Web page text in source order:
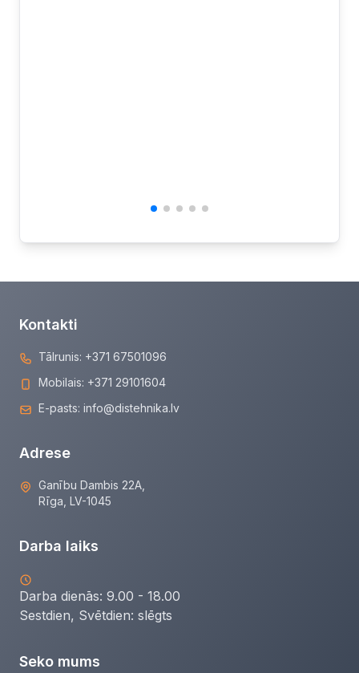
Kontakti
Tālrunis: +371 67501096
Mobilais: +371 29101604
E-pasts: info@distehnika.lv
Adrese
Ganību Dambis 22A,
Rīga, LV-1045
Darba laiks
Darba dienās: 9.00 - 18.00
Sestdien, Svētdien: slēgts
Seko mums